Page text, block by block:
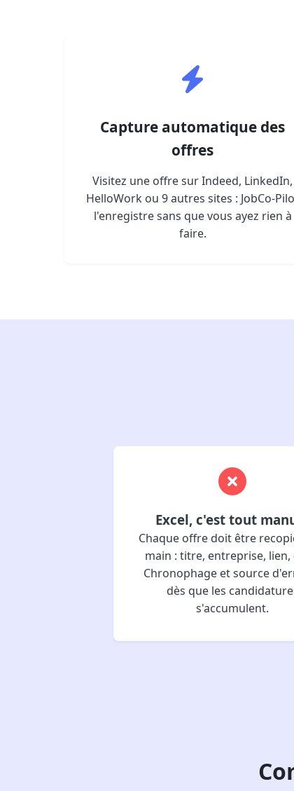
Capture automatique des
offres
Visitez une offre sur Indeed, LinkedIn,
HelloWork ou 9 autres sites : JobCo-
l'enregistre sans que vous ayez rien à
faire.
Excel, c'est tout
Chaque offre doit être
main : titre, entreprise, lien,
Chronophage et source
dès que les
s'accumulent.